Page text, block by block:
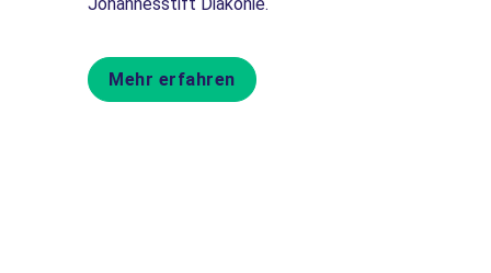
Mehr erfahren